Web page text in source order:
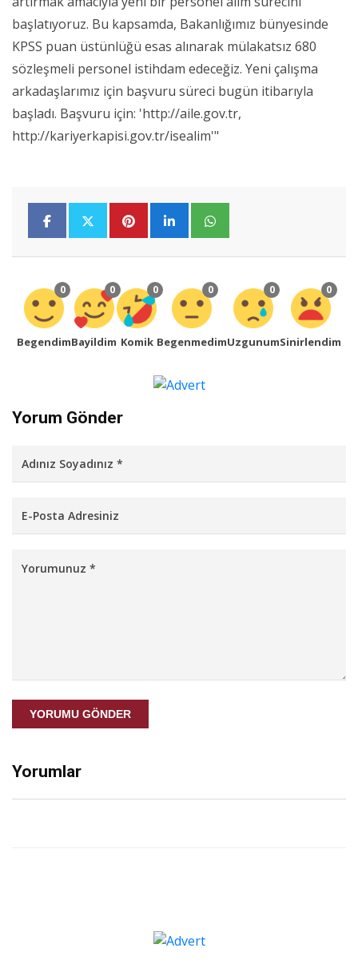
başlatıyoruz. Bu kapsamda, Bakanlığımız bünyesinde
KPSS puan üstünlüğü esas alınarak mülakatsız 680
sözleşmeli personel istihdam edeceğiz. Yeni çalışma
arkadaşlarımız için başvuru süreci bugün itibarıyla
başladı. Başvuru için: 'http://aile.gov.tr,
http://kariyerkapisi.gov.tr/isealim'"
0
Begendim
0
Bayildim
0
Komik
0
Begenmedim
0
Uzgunum
0
Sinirlendim
Yorum Gönder
YORUMU GÖNDER
Yorumlar